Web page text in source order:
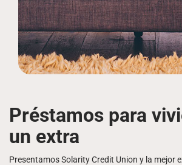
Préstamos para
un extra
Presentamos Solarity Credit Union y la mejor